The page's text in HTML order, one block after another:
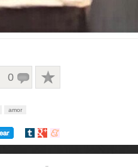
0
amor
Compartir
Compartir
Compartir